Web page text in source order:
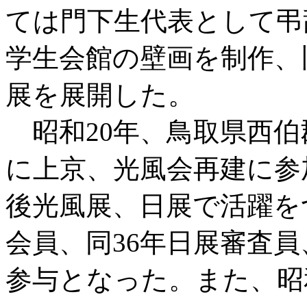
ては門下生代表として
学生会館の壁画を制作
展を展開した。
昭和20年、鳥取県西伯
に上京、光風会再建に
後光風展、日展で活躍
会員、同36年日展審査
参与となった。また、